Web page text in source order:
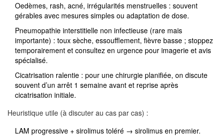
Oedèmes, rash, acné, irrégularités menstruelles : souvent
gérables avec mesures simples ou adaptation de dose.
Pneumopathie interstitielle non infectieuse (rare mais
importante) : toux sèche, essoufflement, fièvre basse ; stoppez
temporairement et consultez en urgence pour imagerie et avis
spécialisé.
Cicatrisation ralentie : pour une chirurgie planifiée, on discute
souvent d’un arrêt 1 semaine avant et reprise après
cicatrisation initiale.
Heuristique utile (à discuter au cas par cas) :
LAM progressive + sirolimus toléré → sirolimus en premier.